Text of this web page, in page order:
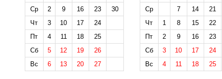
Ср
2 9 16 23
30
Чт
3 10 17
24
Пт
4 11 18
25
Сб
5 12 19
26
Вс
6 13 20 27
Ср
7 14
21
Чт
1 8 15
22
Пт
2 9 16
23
Сб
3 10 17
24
Вс
4 11 18 25